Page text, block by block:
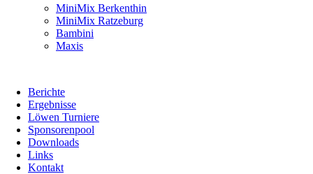
Navigation
überspringen
MiniMix Berkenthin
MiniMix Ratzeburg
Bambini
Maxis
Berichte
Ergebnisse
Löwen Turniere
Sponsorenpool
Downloads
Links
Kontakt